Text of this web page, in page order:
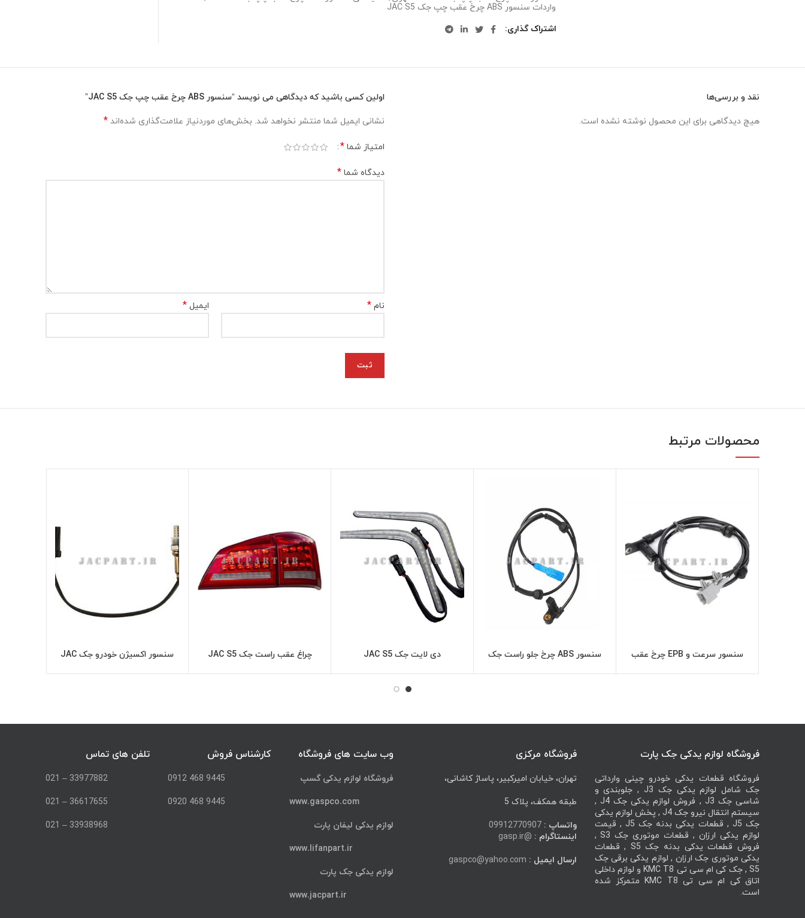
واردات سنسور ABS چرخ عقب چپ جک JAC S5
اشتراک گذاری
نقد و بررسی‌ها
هیچ دیدگاهی برای این محصول نوشته نشده است.
اولین کسی باشید که دیدگاهی می نویسد “سنسور ABS چرخ عقب چپ جک JAC S5”
نشانی ایمیل شما منتشر نخواهد شد. بخش‌های موردنیاز علامت‌گذاری شده‌اند *
امتیاز شما *
دیدگاه شما *
نام * ایمیل *
محصولات مرتبط
اطلاعات بیشتر
سنسور سرعت و EPB چرخ عقب
اطلاعات بیشتر
سنسور ABS چرخ جلو راست جک
اطلاعات بیشتردی لایت جک JAC S5 اطلاعات بیشترچراغ عقب راست جک JAC S5 اطلاعات بیشترسنسور اکسیژن خودرو جک JAC
فروشگاه لوازم یدکی جک پارت
فروشگاه قطعات یدکی خودرو چینی وارداتی
جک شامل لوازم یدکی جک J3 , جلوبندی و
شاسی جک J3 , فروش لوازم یدکی جک J4 ,
سیستم انتقال نیرو جک J4 , پخش لوازم یدکی
جک J5 , قطعات یدکی بدنه جک J5 , قیمت
لوازم یدکی ارزان , قطعات موتوری جک S3 ,
فروش قطعات یدکی بدنه جک S5 , قطعات
یدکی موتوری جک ارزان , لوازم یدکی برقی جک
S5 , جک کی ام سی تی KMC T8 و لوازم داخلی
اتاق کی ام سی تی KMC T8 متمرکز شده
است.
فروشگاه مرکزی
تهران، خیابان امیرکبیر، پاساژ کاشانی،
طبقه همکف، پلاک 5
واتساپ : 09912770907
اینستاگرام : @gasp.ir
ارسال ایمیل : gaspco@yahoo.com
وب سایت های فروشگاه
فروشگاه لوازم یدکی گسپ
www.gaspco.com
لوازم یدکی لیفان پارت
www.lifanpart.ir
لوازم یدکی جک پارت
www.jacpart.ir
کارشناس فروش
9445 468 0912
9445 468 0920
تلفن های تماس
33977882 – 021
36617655 – 021
33938968 – 021